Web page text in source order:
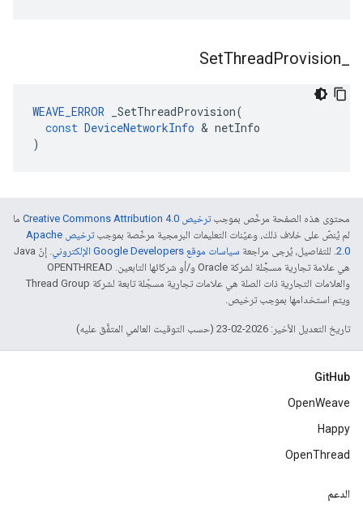
SetThreadProvision
WEAVE_ERROR _SetThreadProvision(
const DeviceNetworkInfo & netInfo
)
محتوى هذه الصفحة مرخّص بموجبترخيص Creative Commons Attribution 4.0‏
ما
لم يُنصّ على خلاف ذلك، وعيّنات التعليمات البرمجية مرخّصة بموجب
ترخيص Apache
2.0‏. للتفاصيل، يُرجى مراجعة سياسات موقع Google Developers الإلكتروني
. إنّ Java
هي علامة تجارية مسجَّلة لشركة Oracle و/أو شركائها التابعين. ‫OPENTHREAD
والعلامات التجارية ذات الصلة هي علامات تجارية مسجّلة تابعة لشركة Thread Group
ويتم استخدامها بموجب ترخيص.
تاريخ التعديل الأخير: 2026-02-23 (حسب التوقيت العالمي المتفَّق عليه)
GitHub
OpenWeave
Happy
OpenThread
الدعم